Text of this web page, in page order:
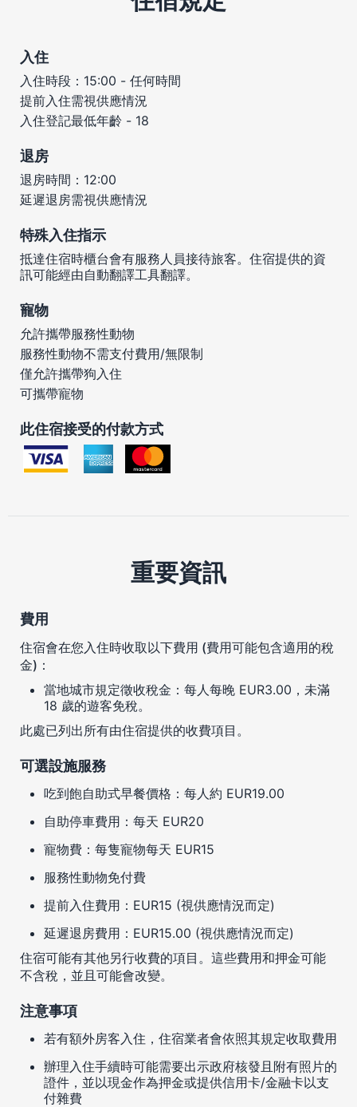
入住
入住時段：15:00 - 任何時間
提前入住需視供應情況
入住登記最低年齡 - 18
退房
退房時間：12:00
延遲退房需視供應情況
特殊入住指示
抵達住宿時櫃台會有服務人員接待旅客。住宿提供的資
訊可能經由自動翻譯工具翻譯。
寵物
允許攜帶服務性動物
服務性動物不需支付費用/無限制
僅允許攜帶狗入住
可攜帶寵物
此住宿接受的付款方式
重要資訊
費用
住宿會在您入住時收取以下費用 (費用可能包含適用的稅
金)：
當地城市規定徵收稅金：每人每晚 EUR3.00，未滿
18 歲的遊客免稅。
此處已列出所有由住宿提供的收費項目。
可選設施服務
吃到飽自助式早餐價格：每人約 EUR19.00
自助停車費用：每天 EUR20
寵物費：每隻寵物每天 EUR15
服務性動物免付費
提前入住費用：EUR15 (視供應情況而定)
延遲退房費用：EUR15.00 (視供應情況而定)
住宿可能有其他另行收費的項目。這些費用和押金可能
不含稅，並且可能會改變。
注意事項
若有額外房客入住，住宿業者會依照其規定收取費用
辦理入住手續時可能需要出示政府核發且附有照片的
證件，並以現金作為押金或提供信用卡/金融卡以支
付雜費